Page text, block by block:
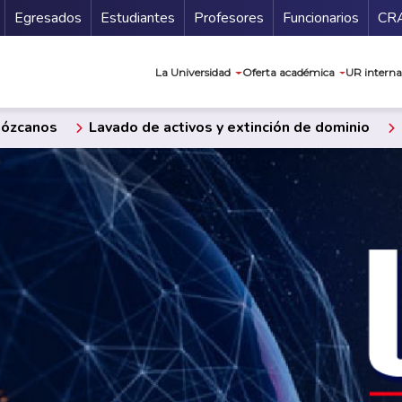
Secundario
Egresados Estudiantes Profesores Funcionarios
La Universidad Oferta académica UR
Lavado de activos y extinción de dominio